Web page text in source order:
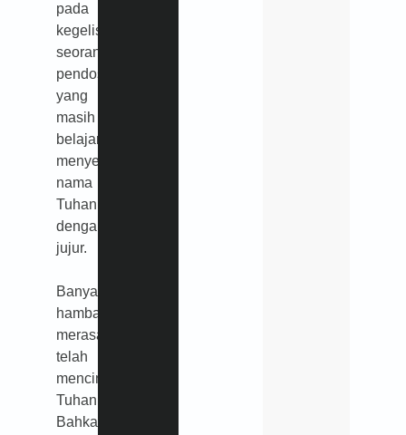
pada
kegelisahan
seorang
pendosa
yang
masih
belajar
menyebut
nama
Tuhan
dengan
jujur.
Banyak
hamba
merasa
telah
mencintai
Tuhannya.
Bahkan